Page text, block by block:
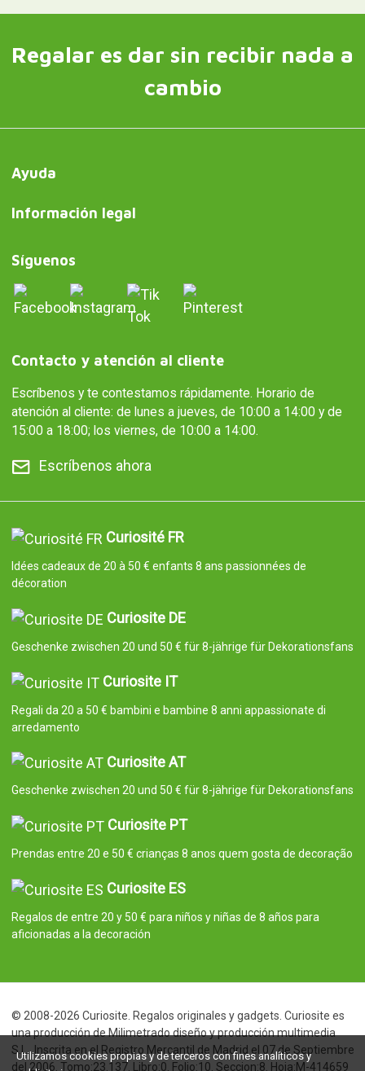
Regalar es dar sin recibir nada a
cambio
Ayuda
Información legal
Síguenos
Contacto y atención al cliente
Escríbenos y te contestamos rápidamente. Horario de
atención al cliente: de lunes a jueves, de 10:00 a 14:00 y de
15:00 a 18:00; los viernes, de 10:00 a 14:00.
Escríbenos ahora
Curiosité FR
Idées cadeaux de 20 à 50 € enfants 8 ans passionnées de
décoration
Curiosite DE
Geschenke zwischen 20 und 50 € für 8-jährige für Dekorationsfans
Curiosite IT
Regali da 20 a 50 € bambini e bambine 8 anni appassionate di
arredamento
Curiosite AT
Geschenke zwischen 20 und 50 € für 8-jährige für Dekorationsfans
Curiosite PT
Prendas entre 20 e 50 € crianças 8 anos quem gosta de decoração
Curiosite ES
Regalos de entre 20 y 50 € para niños y niñas de 8 años para
aficionadas a la decoración
© 2008-2026 Curiosite. Regalos originales y gadgets. Curiosite es
una producción de Milimetrado diseño y producción multimedia
S.L.. Inscrita en el Registro Mercantil de Madrid el 07 de Septiembre
del 2006. Tomo:23.137. Libro:0. Folio:10. Seccion:8. Hoja:M-414659
Utilizamos cookies propias y de terceros con fines analíticos y